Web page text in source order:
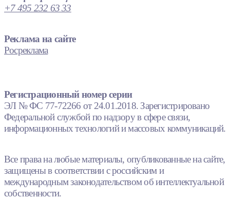
+7 495 232 63 33
Реклама на сайте
Росреклама
Регистрационный номер серии
ЭЛ № ФС 77-72266 от 24.01.2018. Зарегистрировано
Федеральной службой по надзору в сфере связи,
информационных технологий и массовых коммуникаций.
Все права на любые материалы, опубликованные на сайте,
защищены в соответствии с российским и
международным законодательством об интеллектуальной
собственности.